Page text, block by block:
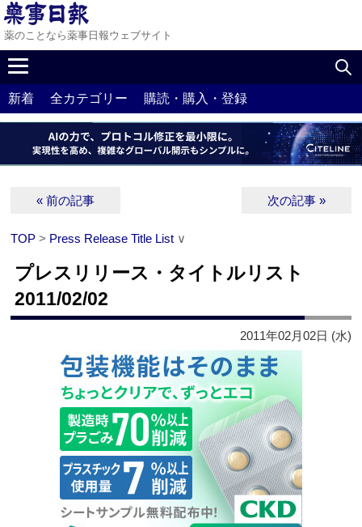
薬のことなら薬事日報ウェブサイト
新着 全カテゴリー 購読・購入・登録
« 前の記事 次の記事 »
TOP > Press Release Title List ∨
プレスリリース・タイトルリスト
2011/02/02
2011年02月02日 (水)